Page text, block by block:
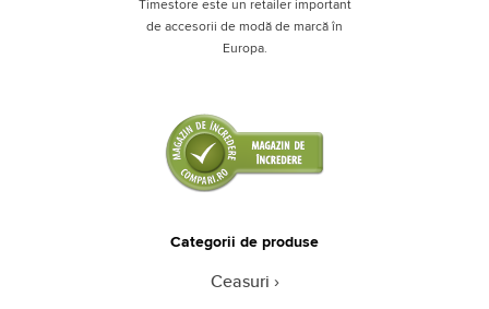
Timestore este un retailer important
de accesorii de modă de marcă în
Europa.
Categorii de produse
Ceasuri